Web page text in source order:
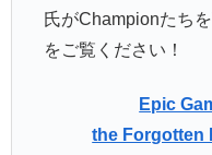
氏がChampionたち
をご覧ください！
Epic
the Forgotten